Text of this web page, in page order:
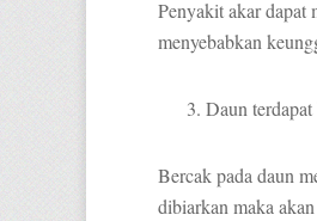
Penyakit akar dapat
menyebabkan
Daun
Bercak pada daun
dibiarkan maka